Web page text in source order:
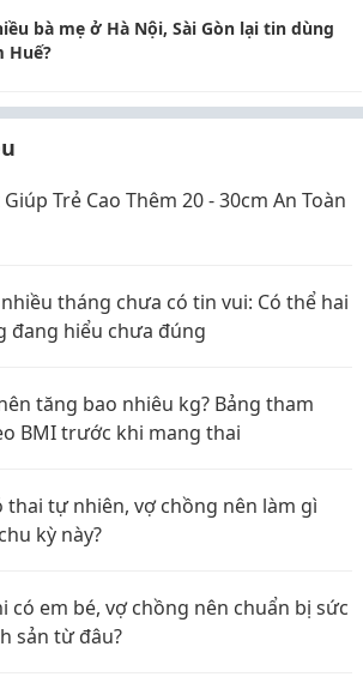
bà mẹ ở Hà Nội, Sài Gòn lại tin dùng
Huế?
Trẻ Cao Thêm 20 - 30cm An Toàn
tháng chưa có tin vui: Có thể hai
đang hiểu chưa đúng
tăng bao nhiêu kg? Bảng tham
BMI trước khi mang thai
thai tự nhiên, vợ chồng nên làm gì
kỳ này?
có em bé, vợ chồng nên chuẩn bị sức
sản từ đâu?